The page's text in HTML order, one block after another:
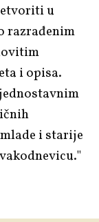
u
razrađenim
i opisa.
i starije